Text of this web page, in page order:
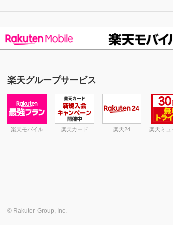
楽天グループサービス
楽天モバイル 楽天カード 楽天24 楽天ミュ
© Rakuten Group, Inc.